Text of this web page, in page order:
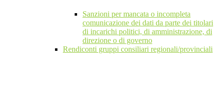
Sanzioni per mancata o incompleta
comunicazione dei dati da parte dei titolari
di incarichi politici, di amministrazione, di
direzione o di governo
Rendiconti gruppi consiliari regionali/provinciali